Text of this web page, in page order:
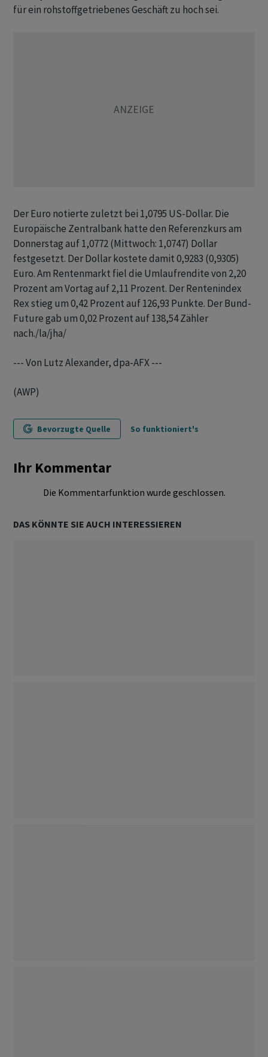
für ein rohstoffgetriebenes Geschäft zu hoch sei.
Der Euro notierte zuletzt bei 1,0795 US-Dollar. Die
Europäische Zentralbank hatte den Referenzkurs am
Donnerstag auf 1,0772 (Mittwoch: 1,0747) Dollar
festgesetzt. Der Dollar kostete damit 0,9283 (0,9305)
Euro. Am Rentenmarkt fiel die Umlaufrendite von 2,20
Prozent am Vortag auf 2,11 Prozent. Der Rentenindex
Rex stieg um 0,42 Prozent auf 126,93 Punkte. Der Bund-
Future gab um 0,02 Prozent auf 138,54 Zähler
nach./la/jha/
--- Von Lutz Alexander, dpa-AFX ---
(AWP)
Bevorzugte Quelle So funktioniert's
Ihr Kommentar
Die Kommentarfunktion wurde geschlossen.
DAS KÖNNTE SIE AUCH INTERESSIEREN